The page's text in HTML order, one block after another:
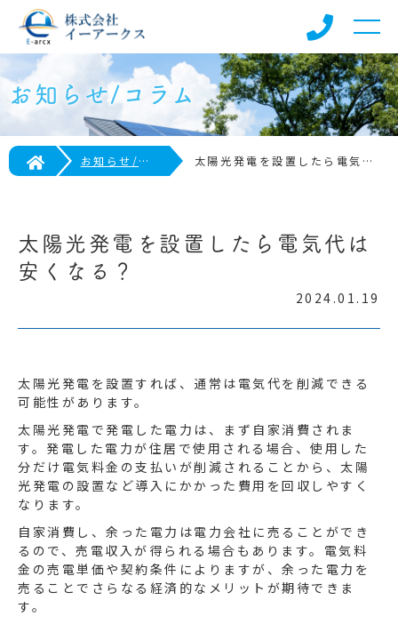
お知らせ/コラム
お知らせ/コラム 太陽光発電を設置したら電気代は安くなる？
太陽光発電を設置したら電気代は
安くなる？
2024.01.19
太陽光発電を設置すれば、通常は電気代を削減できる
可能性があります。
太陽光発電で発電した電力は、まず自家消費されま
す。発電した電力が住居で使用される場合、使用した
分だけ電気料金の支払いが削減されることから、太陽
光発電の設置など導入にかかった費用を回収しやすく
なります。
自家消費し、余った電力は電力会社に売ることができ
るので、売電収入が得られる場合もあります。電気料
金の売電単価や契約条件によりますが、余った電力を
売ることでさらなる経済的なメリットが期待できま
す。